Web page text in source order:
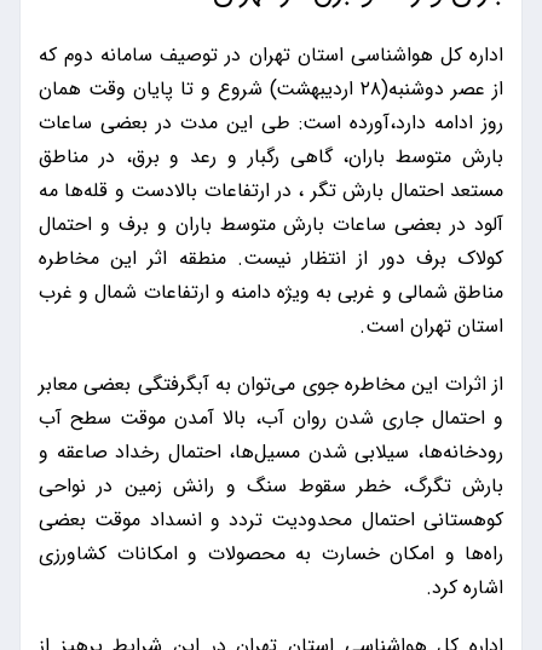
اداره کل هواشناسی استان تهران در توصیف سامانه دوم که
از عصر دوشنبه(۲۸ اردیبهشت) شروع و تا پایان وقت همان
روز ادامه دارد،آورده است: طی این مدت در بعضی ساعات
بارش متوسط باران، گاهی رگبار و رعد و برق، در مناطق
مستعد احتمال بارش تگر ، در ارتفاعات بالادست و قله‌ها مه
آلود در بعضی ساعات بارش متوسط باران و برف و احتمال
کولاک برف دور از انتظار نیست. منطقه اثر این مخاطره
مناطق شمالی و غربی به ویژه دامنه و ارتفاعات شمال و غرب
استان تهران است.
از اثرات این مخاطره جوی می‌توان به آبگرفتگی بعضی معابر
و احتمال جاری شدن روان آب، بالا آمدن موقت سطح آب
رودخانه‌ها، سیلابی شدن مسیل‌ها، احتمال رخداد صاعقه و
بارش تگرگ، خطر سقوط سنگ و رانش زمین در نواحی
کوهستانی احتمال محدودیت تردد و انسداد موقت بعضی
راه‌ها و امکان خسارت به محصولات و امکانات کشاورزی
اشاره کرد.